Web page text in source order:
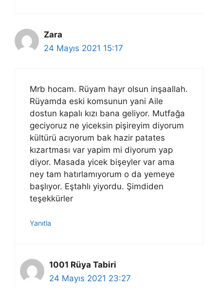
Zara
24 Mayıs 2021 15:17
Mrb hocam. Rüyam hayr olsun inşaallah.
Rüyamda eski komsunun yani Aile
dostun kapalı kızı bana geliyor. Mutfağa
geciyoruz ne yiceksin pişireyim diyorum
kültürü acıyorum bak hazir patates
kızartması var yapim mi diyorum yap
diyor. Masada yicek bişeyler var ama
ney tam hatırlamıyorum o da yemeye
başlıyor. Eştahlı yiyordu. Şimdiden
teşekkürler
Yanıtla
1001 Rüya Tabiri
24 Mayıs 2021 23:27